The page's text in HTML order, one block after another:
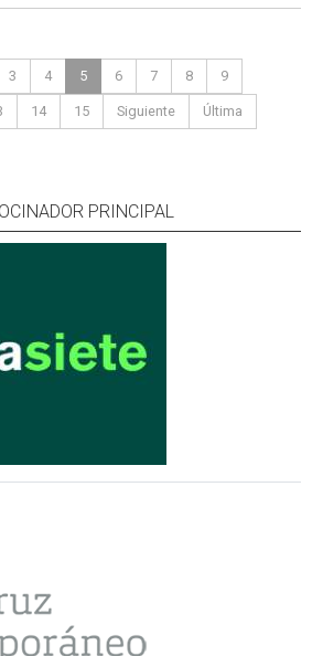
3 4 5 6 7 8 9
14 15 Siguiente Última
PRINCIPAL